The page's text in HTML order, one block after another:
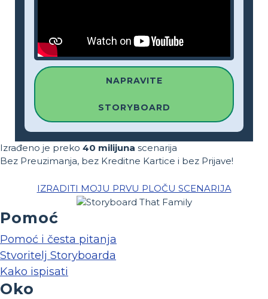
NAPRAVITE
STORYBOARD
Izrađeno je preko 40 milijuna scenarija
Bez Preuzimanja, bez Kreditne Kartice i bez Prijave!
IZRADITI MOJU PRVU PLOČU SCENARIJA
Pomoć
Pomoć i česta pitanja
Stvoritelj Storyboarda
Kako ispisati
Oko